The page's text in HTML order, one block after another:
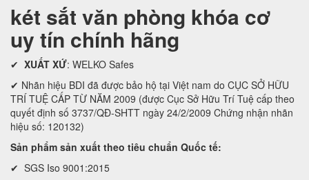
két sắt văn phòng khóa cơ
uy tín chính hãng
✔ XUẤT XỨ: WELKO Safes
✔ Nhãn hiệu BDI đã được bảo hộ tại Việt nam do CỤC SỞ HỮU
TRÍ TUỆ CẤP TỪ NĂM 2009 (được Cục Sở Hữu Trí Tuệ cấp theo
quyết định số 3737/QĐ-SHTT ngày 24/2/2009 Chứng nhận nhãn
hiệu số: 120132)
Sản phẩm sản xuất theo tiêu chuẩn Quốc tế:
✔ SGS Iso 9001:2015